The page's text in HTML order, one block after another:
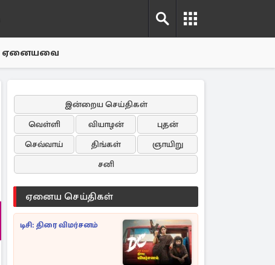
ஏனையவை
இன்றைய செய்திகள்
வெள்ளி
வியாழன்
புதன்
செவ்வாய்
திங்கள்
ஞாயிறு
சனி
ஏனைய செய்திகள்
டிசி: திரை விமர்சனம்